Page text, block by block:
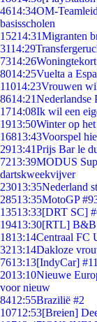
4614:34OM-
basisscholen
15214:31Migranten
3114:29
7314:26
8014:25Vuelta a
11014:23Vrouwen
8614:21Nederlandse
1714:08Ik wil een
1913:50Winter op
16813:43Voorspel
2913:41Prijs Bar le
7213:39MODUS
dartskweekvijver
23013:35Nederland
28513:35MotoGP
13513:33[DRT SC]
19413:30[RTL] B&B
1813:14Centraal FC
3213:14Dakloze
7613:13[IndyCar]
2013:10Nieuwe
voor nieuw
8412:55Brazilië #2
10712:53[Breien]